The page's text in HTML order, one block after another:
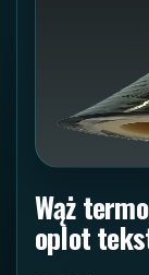
Wąż
oplot